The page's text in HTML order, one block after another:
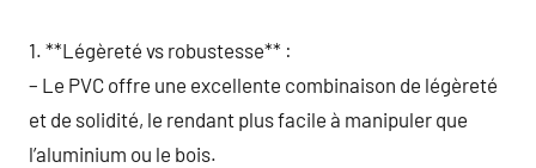
1. **Légèreté vs robustesse** :
– Le PVC offre une excellente combinaison de légèreté
et de solidité, le rendant plus facile à manipuler que
l’aluminium ou le bois.